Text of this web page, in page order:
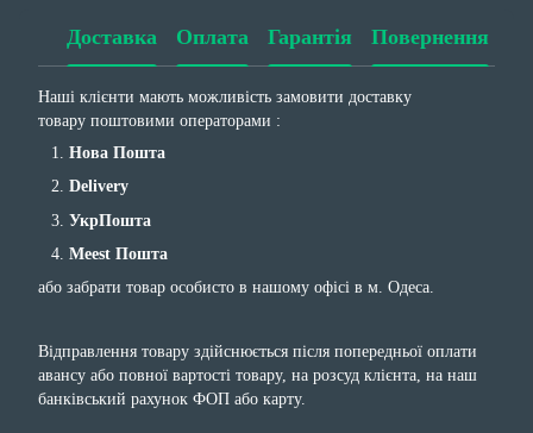
Доставка Оплата Гарантія Повернення
Наші клієнти мають можливість замовити доставку
товару поштовими операторами :
Нова Пошта
Delivery
УкрПошта
Meest Пошта
або забрати товар особисто в нашому офісі в м. Одеса.
Відправлення товару здійснюється після попередньої оплати
авансу або повної вартості товару, на розсуд клієнта, на наш
банківський рахунок ФОП або карту.